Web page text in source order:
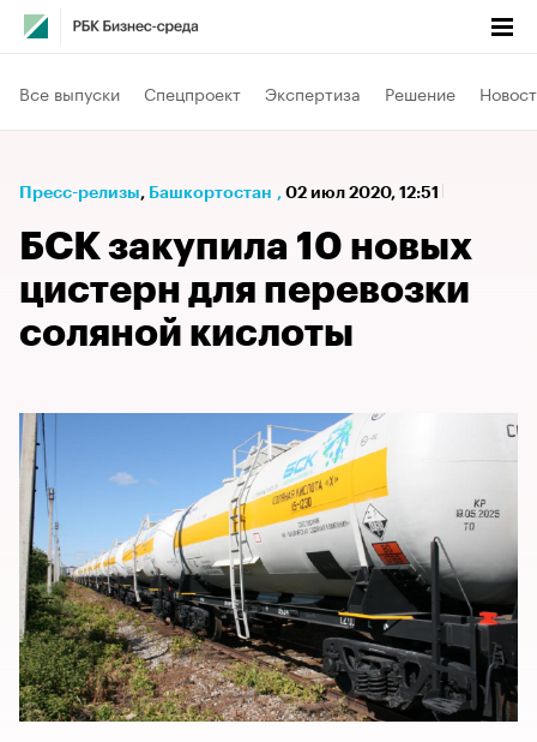
Все выпуски Спецпроект Экспертиза Решение
Пресс-релизы⁠, Башкортостан , 02 июл 2020, 12:51
БСК закупила 10 новых
цистерн для перевозки
соляной кислоты